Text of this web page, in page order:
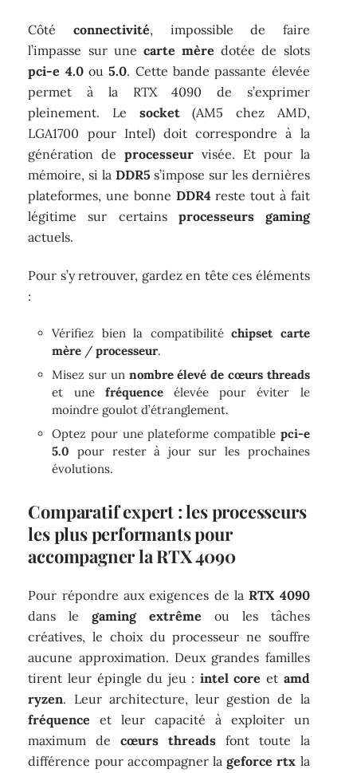
Côté connectivité, impossible de faire
l’impasse sur une carte mère dotée de slots
pci-e 4.0ou5.0. Cette bande passante élevée
permet à la RTX 4090 de s’exprimer
pleinement. Le socket(AM5 chez AMD,
LGA1700 pour Intel) doit correspondre à la
génération deprocesseur visée. Et pour la
mémoire, si la DDR5 s’impose sur les dernières
plateformes, une bonne DDR4reste tout à fait
légitime sur certains processeurs gaming
actuels.
Pour s’y retrouver, gardez en tête ces éléments
:
Vérifiez bien la compatibilitéchipset carte
mère /processeur.
Misez sur un nombre élevé de cœurs threads
et une fréquenceélevée pour éviter le
moindre goulot d’étranglement.
Optez pour une plateforme compatible pci-e
5.0 pour rester à jour sur les prochaines
évolutions.
Comparatif expert : les processeurs
les plus performants pour
accompagner la RTX 4090
Pour répondre aux exigences de laRTX 4090
dans legaming extrême ou les tâches
créatives, le choix du processeur ne souffre
aucune approximation. Deux grandes familles
tirent leur épingle du jeu : intel core et amd
ryzen. Leur architecture, leur gestion de la
fréquence et leur capacité à exploiter un
maximum decœurs threads font toute la
différence pour accompagner lageforce rtx la